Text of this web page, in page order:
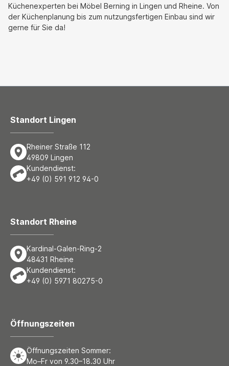
Küchenexperten bei Möbel Berning in Lingen und Rheine. Von
der Küchenplanung bis zum nutzungsfertigen Einbau sind wir
gerne für Sie da!
Standort Lingen
Rheiner Straße 112
49809 Lingen
Kundendienst:
+49 (0) 591 912 94-0
Standort Rheine
Kardinal-Galen-Ring-2
48431 Rheine
Kundendienst:
+49 (0) 5971 80275-0
Öffnungszeiten
Öffnungszeiten Sommer:
Mo–Fr von 9.30–18.30 Uhr